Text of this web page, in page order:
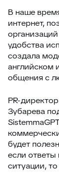
В наше
интернет,
удобства
создала
английском
общения с
PR-
Зубарева
будет
если ответы
ситуации,